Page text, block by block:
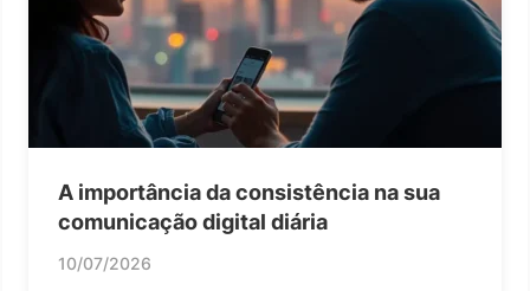
A importância da consistência na sua
comunicação digital diária
10/07/2026